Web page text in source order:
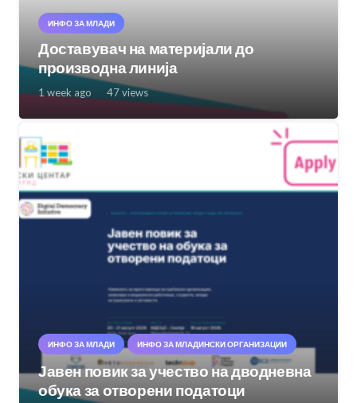
ИНФО ЗА МЛАДИ
Доставувач на материјали до
производна линија
1 week ago 47views
ИНФО ЗА МЛАДИ ИНФО ЗА МЛАДИНСКИ ОРГАНИЗАЦИИ
Јавен повик за учество на дводневна
обука за отворени податоци